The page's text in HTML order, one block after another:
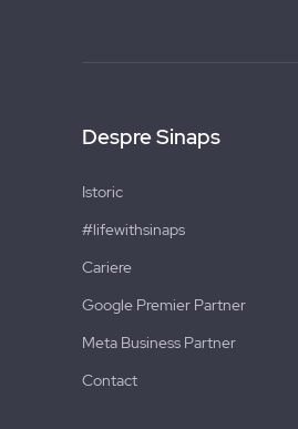
Despre Sinaps
Istoric
#lifewithsinaps
Cariere
Google Premier Partner
Meta Business Partner
Contact